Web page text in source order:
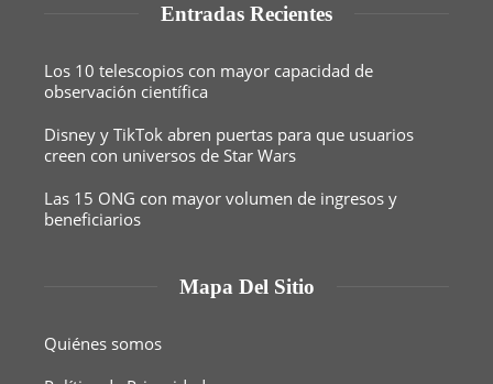
Entradas Recientes
Los 10 telescopios con mayor capacidad de
observación científica
Disney y TikTok abren puertas para que usuarios
creen con universos de Star Wars
Las 15 ONG con mayor volumen de ingresos y
beneficiarios
Mapa Del Sitio
Quiénes somos